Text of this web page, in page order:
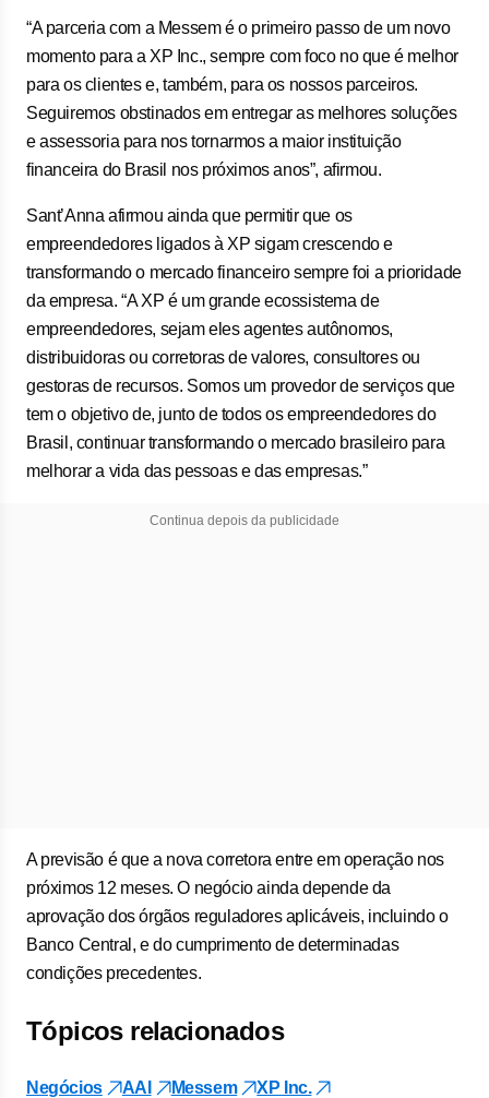
“A parceria com a Messem é o primeiro passo de um novo
momento para a XP Inc., sempre com foco no que é melhor
para os clientes e, também, para os nossos parceiros.
Seguiremos obstinados em entregar as melhores soluções
e assessoria para nos tornarmos a maior instituição
financeira do Brasil nos próximos anos”, afirmou.
Sant’Anna afirmou ainda que permitir que os
empreendedores ligados à XP sigam crescendo e
transformando o mercado financeiro sempre foi a prioridade
da empresa. “A XP é um grande ecossistema de
empreendedores, sejam eles agentes autônomos,
distribuidoras ou corretoras de valores, consultores ou
gestoras de recursos. Somos um provedor de serviços que
tem o objetivo de, junto de todos os empreendedores do
Brasil, continuar transformando o mercado brasileiro para
melhorar a vida das pessoas e das empresas.”
Continua depois da publicidade
A previsão é que a nova corretora entre em operação nos
próximos 12 meses. O negócio ainda depende da
aprovação dos órgãos reguladores aplicáveis, incluindo o
Banco Central, e do cumprimento de determinadas
condições precedentes.
Tópicos relacionados
Negócios AAI Messem XP Inc.